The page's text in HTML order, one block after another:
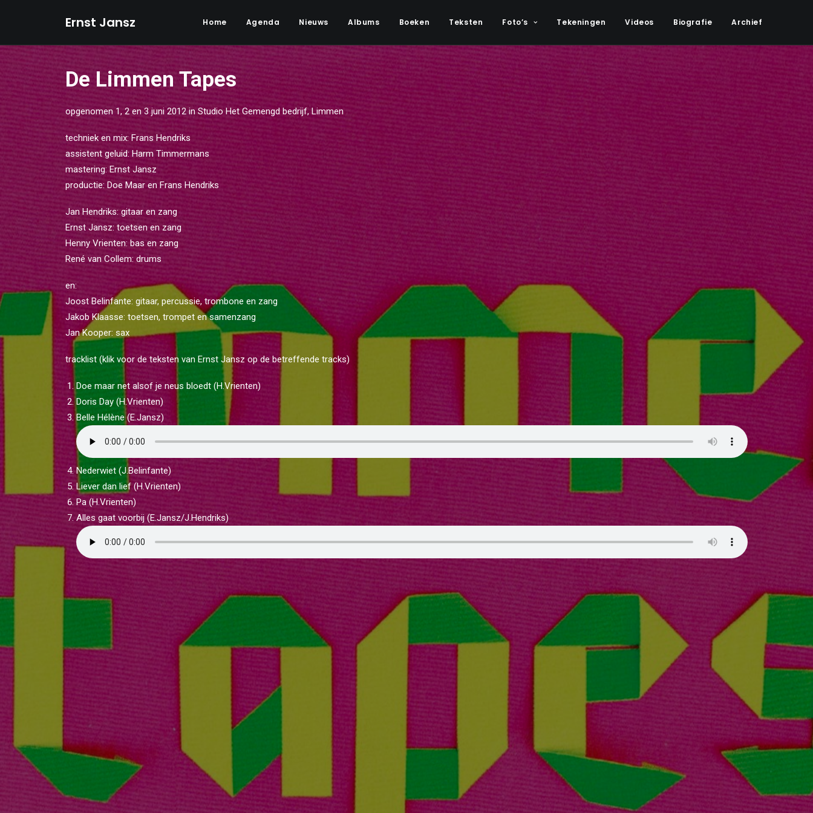
Ernst Jansz Home Agenda Nieuws Albums Boeken Teksten Foto’s Tekeningen Videos Biografie Archief
De Limmen Tapes
opgenomen 1, 2 en 3 juni 2012 in Studio Het Gemengd bedrijf, Limmen
techniek en mix: Frans Hendriks
assistent geluid: Harm Timmermans
mastering: Ernst Jansz
productie: Doe Maar en Frans Hendriks
Jan Hendriks: gitaar en zang
Ernst Jansz: toetsen en zang
Henny Vrienten: bas en zang
René van Collem: drums
en:
Joost Belinfante: gitaar, percussie, trombone en zang
Jakob Klaasse: toetsen, trompet en samenzang
Jan Kooper: sax
tracklist (klik voor de teksten van Ernst Jansz op de betreffende tracks)
Doe maar net alsof je neus bloedt (H.Vrienten)
Doris Day (H.Vrienten)
Belle Hélène (E.Jansz)
Nederwiet (J.Belinfante)
Liever dan lief (H.Vrienten)
Pa (H.Vrienten)
Alles gaat voorbij (E.Jansz/J.Hendriks)